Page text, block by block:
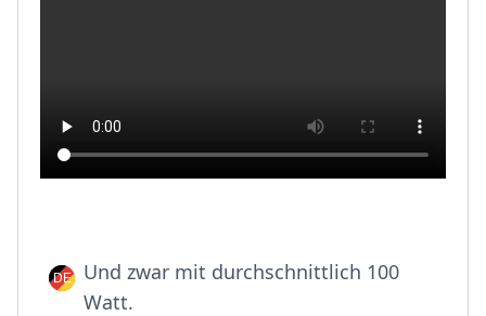
Und zwar mit durchschnittlich 100
Watt.